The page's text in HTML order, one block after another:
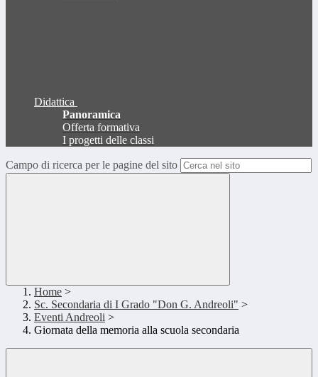
Didattica
Panoramica
Offerta formativa
I progetti delle classi
Campo di ricerca per le pagine del sito
Home >
Sc. Secondaria di I Grado "Don G. Andreoli" >
Eventi Andreoli >
Giornata della memoria alla scuola secondaria